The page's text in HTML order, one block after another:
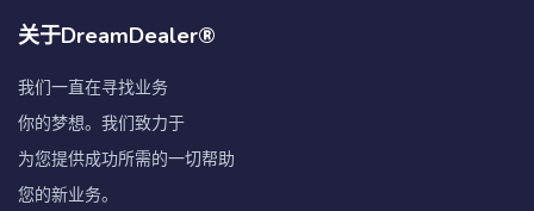
关于DreamDealer®
我们一直在寻找业务
你的梦想。我们致力于
为您提供成功所需的一切帮助
您的新业务。